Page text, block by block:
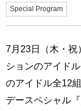
Special Program
7月23日（木・祝
ションのアイド
のアイドル全12
デースペシャル